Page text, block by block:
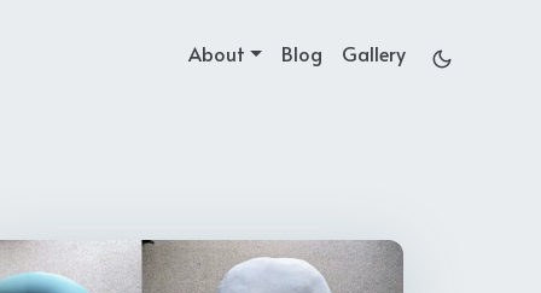
About Blog Gallery